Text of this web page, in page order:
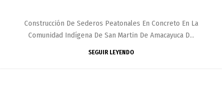
Construcción De Sederos Peatonales En Concreto En La
Comunidad Indígena De San Martin De Amacayuca D...
SEGUIR LEYENDO